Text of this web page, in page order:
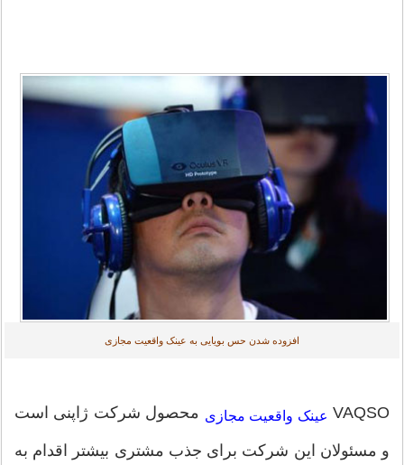
افزوده شدن حس بویایی به عینک واقعیت مجازی
VAQSO عینک واقعیت مجازی محصول شرکت ژاپنی است
و مسئولان این شرکت برای جذب مشتری بیشتر اقدام به